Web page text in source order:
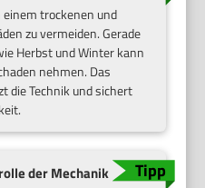
trockenen und
zu vermeiden. Gerade
Herbst und Winter kann
nehmen. Das
die Technik und sichert
der Mechanik